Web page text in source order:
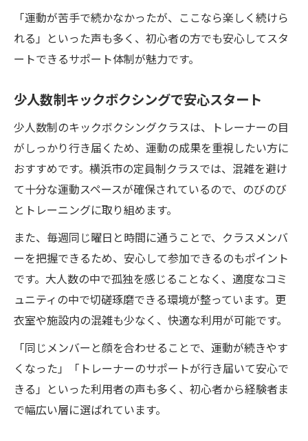
「運動が苦手で続かなかったが、ここなら楽しく続けら
れる」といった声も多く、初心者の方でも安心してスタ
ートできるサポート体制が魅力です。
少人数制キックボクシングで安心スタート
少人数制のキックボクシングクラスは、トレーナーの目
がしっかり行き届くため、運動の成果を重視したい方に
おすすめです。横浜市の定員制クラスでは、混雑を避け
て十分な運動スペースが確保されているので、のびのび
とトレーニングに取り組めます。
また、毎週同じ曜日と時間に通うことで、クラスメンバ
ーを把握できるため、安心して参加できるのもポイント
です。大人数の中で孤独を感じることなく、適度なコミ
ュニティの中で切磋琢磨できる環境が整っています。更
衣室や施設内の混雑も少なく、快適な利用が可能です。
「同じメンバーと顔を合わせることで、運動が続きやす
くなった」「トレーナーのサポートが行き届いて安心で
きる」といった利用者の声も多く、初心者から経験者ま
で幅広い層に選ばれています。